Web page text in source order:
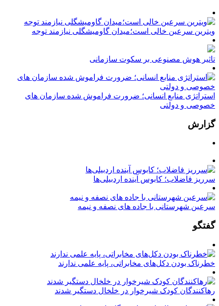
ویترین سرعین خالی است؛میدان گاومیشگلی نیازمند توجه
تاثیر هوش مصنوعی بر سکوت سازمانی
استراتژی منابع انسانی؛ ضرورت فراموش شده سازمان های
خصوصی و دولتی
گزارش
سرریز فاضلاب؛ کابوس آینده اردبیلی‌ها
سرعین شهرستانی با جاده های نصفه و نیمه
گفتگو
خطرناک بودن دکل‌های مخابراتی، پایه علمی ندارند
رهاکنندگان کودک شیرخوار در خلخال دستگیر شدند